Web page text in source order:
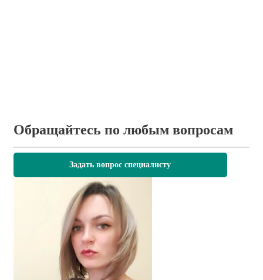
Обращайтесь по любым вопросам
Задать вопрос специалисту